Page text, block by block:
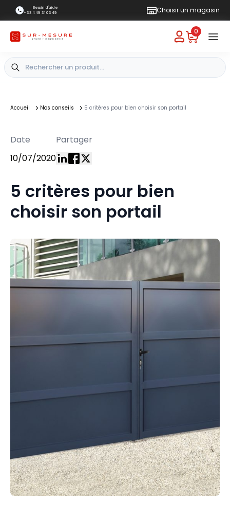
Besoin d'aide
+33 4 49 31 03 49
Choisir un magasin
0
Accueil Nos conseils 5 critères pour bien choisir son portail
Date
10/07/2020
Partager
5 critères pour bien
choisir son portail